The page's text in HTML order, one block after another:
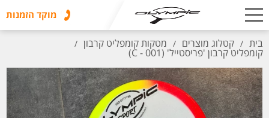
מוקד הזמנות
בית / קטלוג מוצרים / מטקות קומפליט קרבון /
קומפליט קרבון 'פריסטייל' (C - 001)